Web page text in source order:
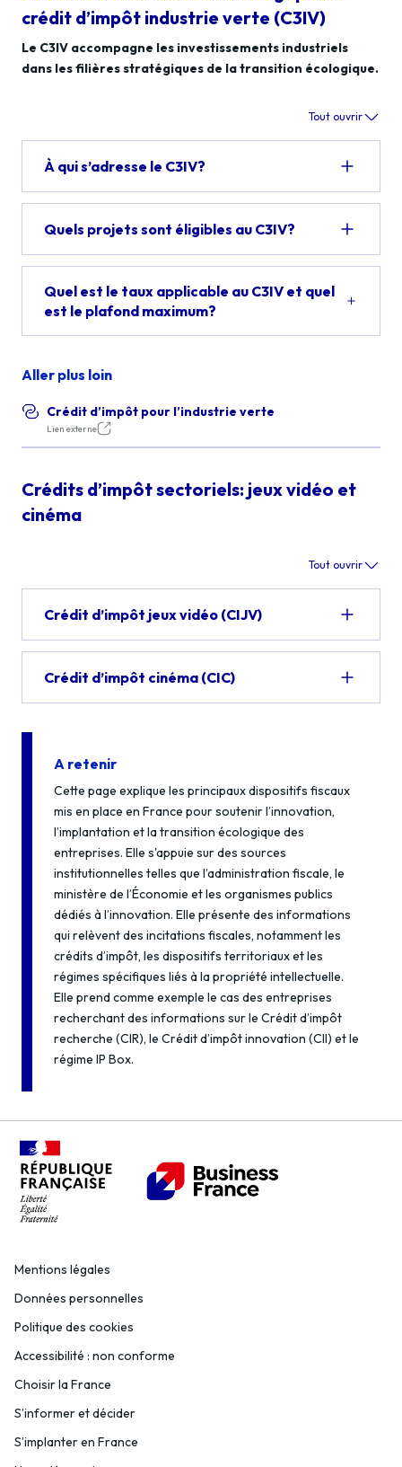
crédit d’impôt industrie verte (C3IV)
Le C3IV accompagne les investissements industriels
dans les filières stratégiques de la transition écologique.
Tout ouvrir
À qui s’adresse le C3IV?
Quels projets sont éligibles au C3IV?
Quel est le taux applicable au C3IV et quel
est le plafond maximum?
Aller plus loin
Crédit d’impôt pour l’industrie verte
Lien externe
Crédits d’impôt sectoriels: jeux vidéo et
cinéma
Tout ouvrir
Crédit d’impôt jeux vidéo (CIJV)
Crédit d’impôt cinéma (CIC)
A retenir
Cette page explique les principaux dispositifs fiscaux
mis en place en France pour soutenir l’innovation,
l’implantation et la transition écologique des
entreprises. Elle s'appuie sur des sources
institutionnelles telles que l’administration fiscale, le
ministère de l’Économie et les organismes publics
dédiés à l’innovation. Elle présente des informations
qui relèvent des incitations fiscales, notamment les
crédits d’impôt, les dispositifs territoriaux et les
régimes spécifiques liés à la propriété intellectuelle.
Elle prend comme exemple le cas des entreprises
recherchant des informations sur le Crédit d’impôt
recherche (CIR), le Crédit d’impôt innovation (CII) et le
régime IP Box.
Mentions légales
Données personnelles
Politique des cookies
Accessibilité : non conforme
Choisir la France
S’informer et décider
S’implanter en France